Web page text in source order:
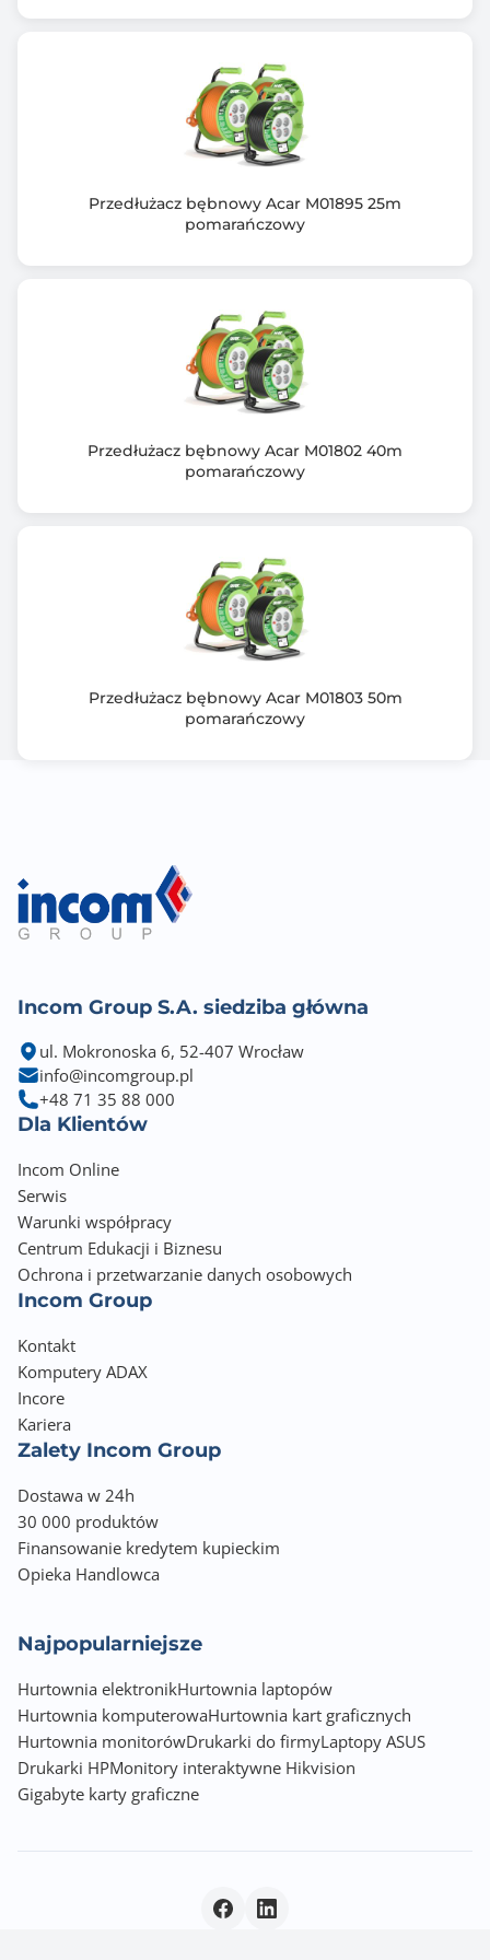
bezpiecznie zasilając narzędzia i urządzenia.
sieciowe nieobracające się przy odwijaniu i zwijaniu
przewodu na bębnie,
co zapobiega skręcaniu się przewodów sieciowych
przyłączonych odbiorników.
Jakość produktu podkreślają gniazda z pokrywami
stopień ochrony IP44.
P max / I max / U :
- przewód rozwinięty: 3680W/16A 230V~
Przedłużacz bębnowy Acar M01895 25m
pomarańczowy
Przedłużacz bębnowy Acar M01802 40m
pomarańczowy
Przedłużacz bębnowy Acar M01803 50m
pomarańczowy
Incom Group S.A. siedziba główna
ul. Mokronoska 6, 52-407 Wrocław
info@incomgroup.pl
+48 71 35 88 000
Dla Klientów
Incom Online
Serwis
Warunki współpracy
Centrum Edukacji i Biznesu
Ochrona i przetwarzanie danych osobowych
Incom Group
Kontakt
Komputery ADAX
Incore
Kariera
Zalety Incom Group
Dostawa w 24h
30 000 produktów
Finansowanie kredytem kupieckim
Opieka Handlowca
Najpopularniejsze
Hurtownia elektronikHurtownia laptopów
Hurtownia komputerowaHurtownia kart graficznych
Hurtownia monitorówDrukarki do firmyLaptopy ASUS
Drukarki HPMonitory interaktywne Hikvision
Gigabyte karty graficzne